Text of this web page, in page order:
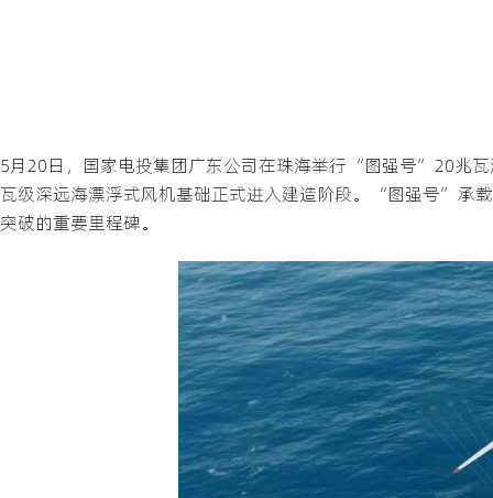
5月20日，国家电投集团广东公司在珠海举行“图强号”20兆
瓦级深远海漂浮式风机基础正式进入建造阶段。“图强号”承
突破的重要里程碑。